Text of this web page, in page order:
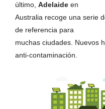
último, Adelaide en
Australia recoge una serie
de referencia para
muchas ciudades. Nuevos
anti-contaminación.